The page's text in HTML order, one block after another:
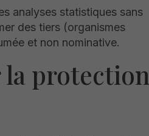
analyses statistiques sans
des tiers (organismes
et non nominative.
la protection